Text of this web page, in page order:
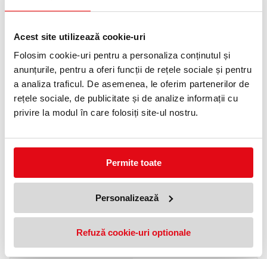
Acest site utilizează cookie-uri
Folosim cookie-uri pentru a personaliza conținutul și
anunțurile, pentru a oferi funcții de rețele sociale și pentru
a analiza traficul. De asemenea, le oferim partenerilor de
rețele sociale, de publicitate și de analize informații cu
privire la modul în care folosiți site-ul nostru.
Permite toate
Personalizează
Refuză cookie-uri optionale
Adauga in wishlist
Modelul păstrează penița M din oțel inoxidabil și zona de prindere
Clipsul metalic flexibil suportă prinderea repetată de caiet.
Peniță M din oțel inoxidabil.
Zonă de prindere ergonomică, anti-alunecare.
Clips metalic flexibil.
Un patron de cerneală inclus pe blister.
Combinație cromatică turcoaz cu portocaliu.
Specificații tehnice
Peniță:M
Tip:Clasic
Incluse:
Material corp:Plastic
Oțel inoxidabil
Ambalare:Blister
Culoare
Turcoaz